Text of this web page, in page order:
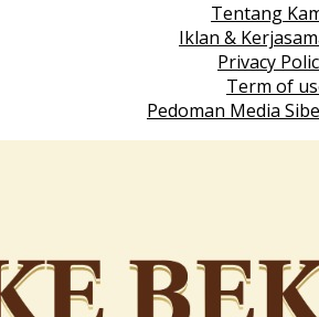
Tentang
Iklan &
Privacy
Term of
Pedoman Media